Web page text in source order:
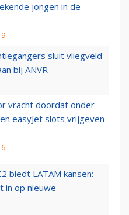
jongen in de
sluit vliegveld
bij ANVR
vracht doordat onder
easyJet slots vrijgeven
biedt LATAM kansen:
in op nieuwe